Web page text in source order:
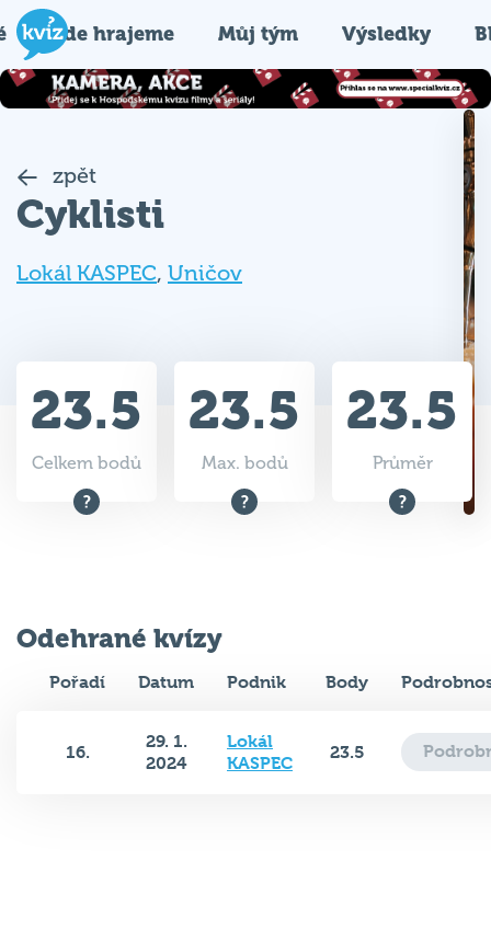
Kde hrajeme Můj tým Výsledky
zpět
Cyklisti
Lokál KASPEC, Uničov
23.5
Celkem bodů
23.5
Max. bodů
23.5
Průměr
Odehrané kvízy
Pořadí Datum Podnik Body
16.
29. 1.
2024
Lokál
KASPEC
23.5